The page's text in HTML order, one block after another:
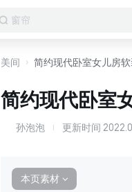
窗帘
美间 简约现代卧室女儿房
简约现代卧室
孙泡泡 更新时间
本页素材 ∨